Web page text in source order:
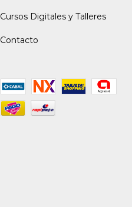
Cursos Digitales y Talleres
Contacto